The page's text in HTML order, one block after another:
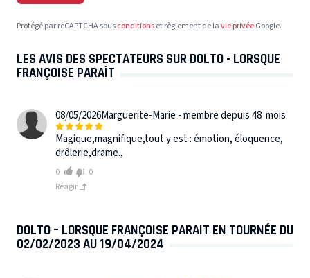
Protégé par reCAPTCHA sousconditionset règlement de lavie privéeGoogle.
LES AVIS DES SPECTATEURS SUR DOLTO - LORSQUE
FRANÇOISE PARAÎT
08/05/2026Marguerite-Marie - membre depuis 48 mois
Magique,magnifique,tout y est : émotion, éloquence,
drôlerie,drame.,
0
0
Réagir
DOLTO – LORSQUE FRANÇOISE PARAIT EN TOURNÉE DU
02/02/2023 AU 19/04/2024